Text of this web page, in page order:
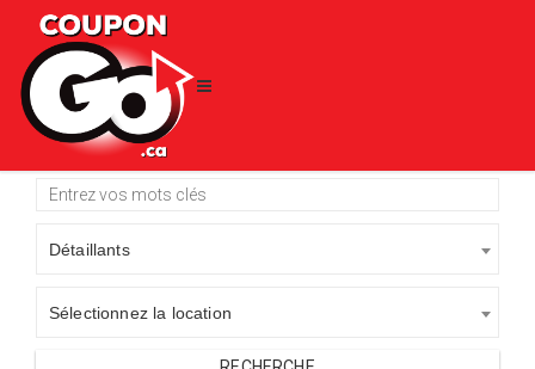
Détaillants
Sélectionnez la location